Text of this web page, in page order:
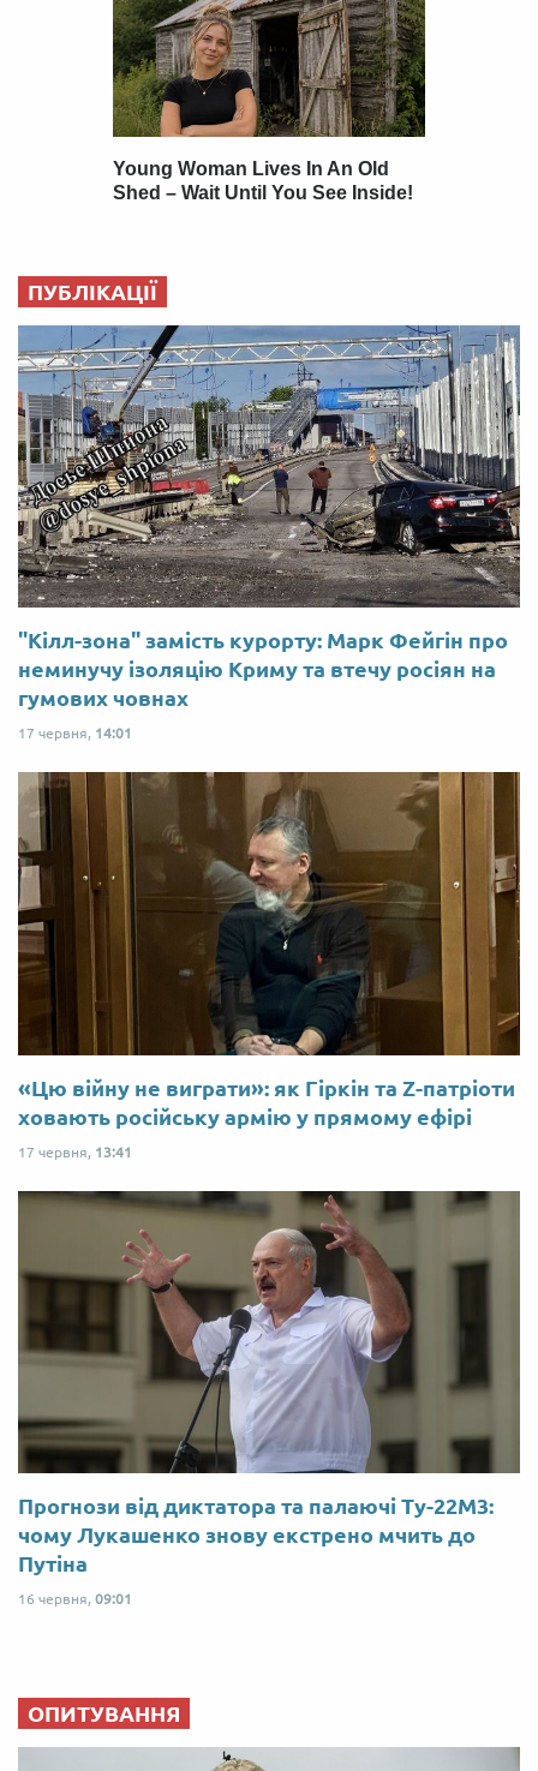
ПУБЛІКАЦІЇ
"Кілл-зона" замість курорту: Марк Фейгін про
неминучу ізоляцію Криму та втечу росіян на
гумових човнах
17 червня, 14:01
«Цю війну не виграти»: як Гіркін та Z-патріоти
ховають російську армію у прямому ефірі
17 червня, 13:41
Прогнози від диктатора та палаючі Ту-22М3:
чому Лукашенко знову екстрено мчить до
Путіна
16 червня, 09:01
ОПИТУВАННЯ